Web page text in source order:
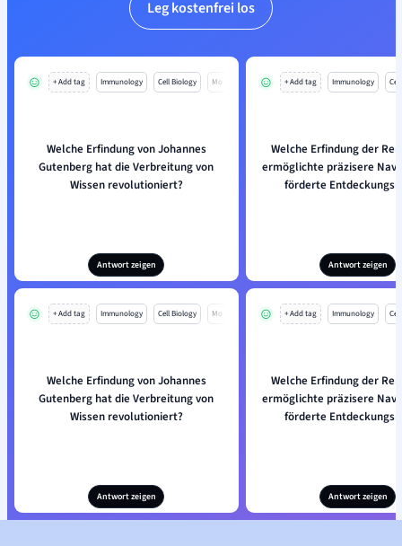
Leg kostenfrei los
+ Add tag Immunology Cell Biology Mo
Welche Erfindung von Johannes
Gutenberg hat die Verbreitung von
Wissen revolutioniert?
Antwort zeigen
+ Add tag Immunology
Welche Erfindung der
ermöglichte präzisere
förderte
Antwort zeigen
+ Add tag Immunology Cell Biology Mo
Welche Erfindung von Johannes
Gutenberg hat die Verbreitung von
Wissen revolutioniert?
Antwort zeigen
+ Add tag Immunology
Welche Erfindung der
ermöglichte präzisere
förderte
Antwort zeigen